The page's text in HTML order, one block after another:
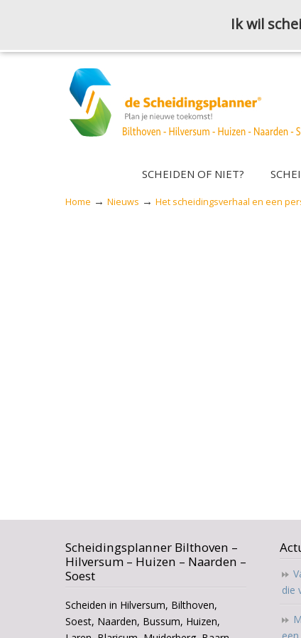
SCHEIDEN OF NIET?
Home → Nieuws → Het scheidingsverhaal en een
Scheidingsplanner Bilthoven –
Hilversum – Huizen – Naarden –
Soest
Scheiden in Hilversum, Bilthoven,
Soest, Naarden, Bussum, Huizen,
die
Ik wil